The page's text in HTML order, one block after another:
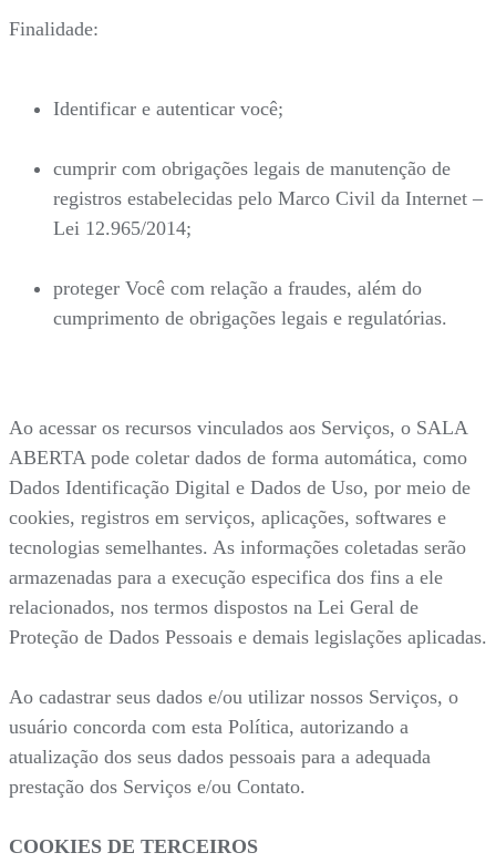
Finalidade:
Identificar e autenticar você;
cumprir com obrigações legais de manutenção de
registros estabelecidas pelo Marco Civil da Internet –
Lei 12.965/2014;
proteger Você com relação a fraudes, além do
cumprimento de obrigações legais e regulatórias.
Ao acessar os recursos vinculados aos Serviços, o SALA
ABERTA pode coletar dados de forma automática, como
Dados Identificação Digital e Dados de Uso, por meio de
cookies, registros em serviços, aplicações, softwares e
tecnologias semelhantes. As informações coletadas serão
armazenadas para a execução especifica dos fins a ele
relacionados, nos termos dispostos na Lei Geral de
Proteção de Dados Pessoais e demais legislações aplicadas.
Ao cadastrar seus dados e/ou utilizar nossos Serviços, o
usuário concorda com esta Política, autorizando a
atualização dos seus dados pessoais para a adequada
prestação dos Serviços e/ou Contato.
COOKIES DE TERCEIROS